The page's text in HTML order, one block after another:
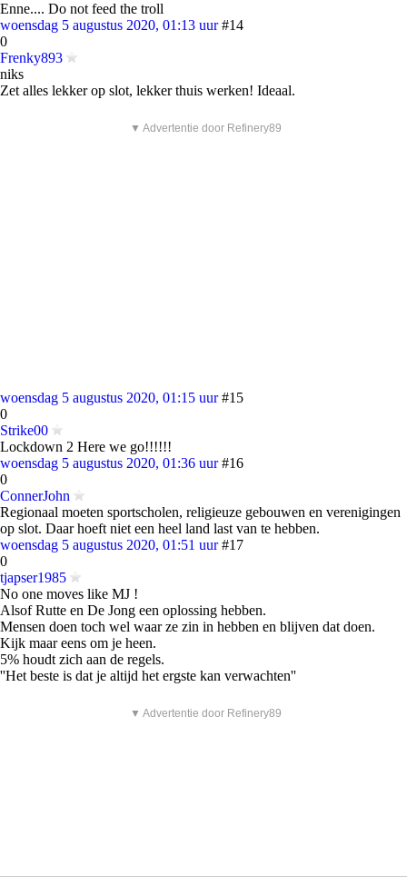
Enne.... Do not feed the troll
woensdag 5 augustus 2020, 01:13 uur #14
0
Frenky893
niks
Zet alles lekker op slot, lekker thuis werken! Ideaal.
▼ Advertentie door Refinery89
woensdag 5 augustus 2020, 01:15 uur #15
0
Strike00
Lockdown 2 Here we go!!!!!!
woensdag 5 augustus 2020, 01:36 uur #16
0
ConnerJohn
Regionaal moeten sportscholen, religieuze gebouwen en verenigingen
op slot. Daar hoeft niet een heel land last van te hebben.
woensdag 5 augustus 2020, 01:51 uur #17
0
tjapser1985
No one moves like MJ !
Alsof Rutte en De Jong een oplossing hebben.
Mensen doen toch wel waar ze zin in hebben en blijven dat doen.
Kijk maar eens om je heen.
5% houdt zich aan de regels.
''Het beste is dat je altijd het ergste kan verwachten''
▼ Advertentie door Refinery89